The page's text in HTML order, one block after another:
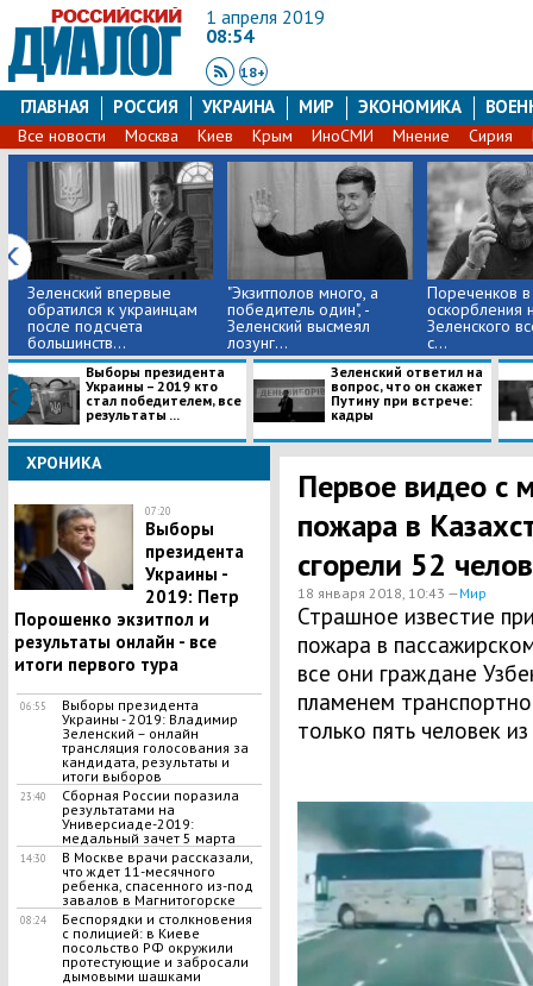
1 апреля 2019
08:54
18+
ГЛАВНАЯ РОССИЯ УКРАИНА МИР ЭКОНОМИКА
Все новости Москва Киев Крым ИноСМИ Мнение Сирия
Зеленский впервые
обратился к украинцам
после подсчета
большинств...
"Экзитполов много, а
победитель один", -
Зеленский высмеял
лозунг...
Пореченков в
оскорбления
Зеленского
с...
Выборы президента
Украины – 2019 кто
стал победителем, все
результаты ...
Зеленский ответил на
вопрос, что он скажет
Путину при встрече:
кадры
ХРОНИКА
07:20
Выборы
президента
Украины -
2019: Петр
Порошенко экзитпол и
результаты онлайн - все
итоги первого тура
06:55
Выборы президента
Украины - 2019: Владимир
Зеленский – онлайн
трансляция голосования за
кандидата, результаты и
итоги выборов
23:40
Сборная России поразила
результатами на
Универсиаде-2019:
медальный зачет 5 марта
14:30
В Москве врачи рассказали,
что ждет 11-месячного
ребенка, спасенного из-под
завалов в Магнитогорске
08:24
Беспорядки и столкновения
с полицией: в Киеве
посольство РФ окружили
протестующие и забросали
дымовыми шашками
Первое видео с
пожара в
сгорели 52
18 января 2018, 10:43 —Мир
Страшное известие
пожара в
все они граждане
пламенем
только пять человек из